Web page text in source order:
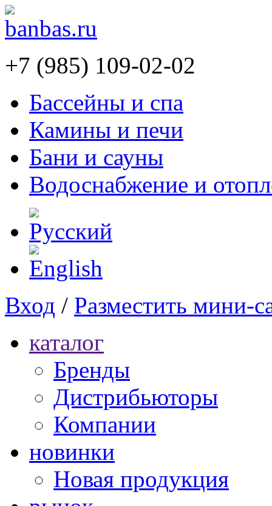
+7 (985) 109-02-02
Бассейны и спа
Камины и печи
Бани и сауны
Водоснабжение и
Вход / Разместить мини-
каталог
Бренды
Дистрибьюторы
Компании
новинки
Новая продукция